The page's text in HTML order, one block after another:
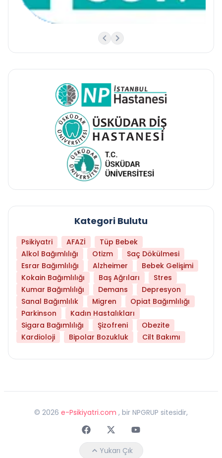
Kategori Bulutu
Psikiyatri AFAZİ
Tüp Bebek
Alkol Bağımlılığı
Otizm
Saç Dökülmesi
Esrar Bağımlılığı
Alzheimer
Bebek Gelişimi
Kokain Bağımlılığı
Baş Ağrıları
Stres
Kumar Bağımlılığı
Demans
Depresyon
Sanal Bağımlılık
Migren
Opiat Bağımlılığı
Parkinson
Kadın Hastalıkları
Sigara Bağımlılığı
Şizofreni
Obezite
Kardioloji
Bipolar Bozukluk Cilt Bakımı
© 2026 e-Psikiyatri.com , bir NPGRUP sitesidir,
FaceebokTwitterYoutube
Yukarı Çık